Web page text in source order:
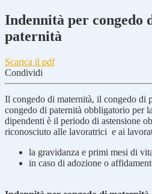
Indennità per congedo
paternità
Scarica il pdf
Condividi
Il congedo di maternità, il congedo di
congedo di paternità obbligatorio per
dipendenti è il periodo di astensione
riconosciuto alle lavoratrici e ai
la gravidanza e primi mesi di
in caso di adozione o